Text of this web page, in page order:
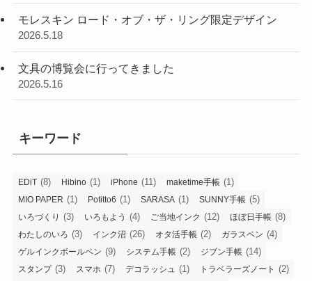
モレスキン ロード・オブ・ザ・リング限定デザイン
2026.5.18
文具の博覧会に行ってきました
2026.5.16
キーワード
EDiT (8) Hibino (1) iPhone (11) maketime手帳 (1)
MIO PAPER (1) Potitto6 (1) SARASA (1) SUNNY手帳 (5)
いろづくり (3) いろもよう (4) ご当地インク (12) ほぼ日手帳 (8)
わたしのいろ (3) インク沼 (26) オタ活手帳 (2) ガラスペン (4)
ゲルインクボールペン (9) システム手帳 (2) ジブン手帳 (14)
スタンプ(3) スマホ (7) デコラッシュ (1) トラベラーズノート (2)